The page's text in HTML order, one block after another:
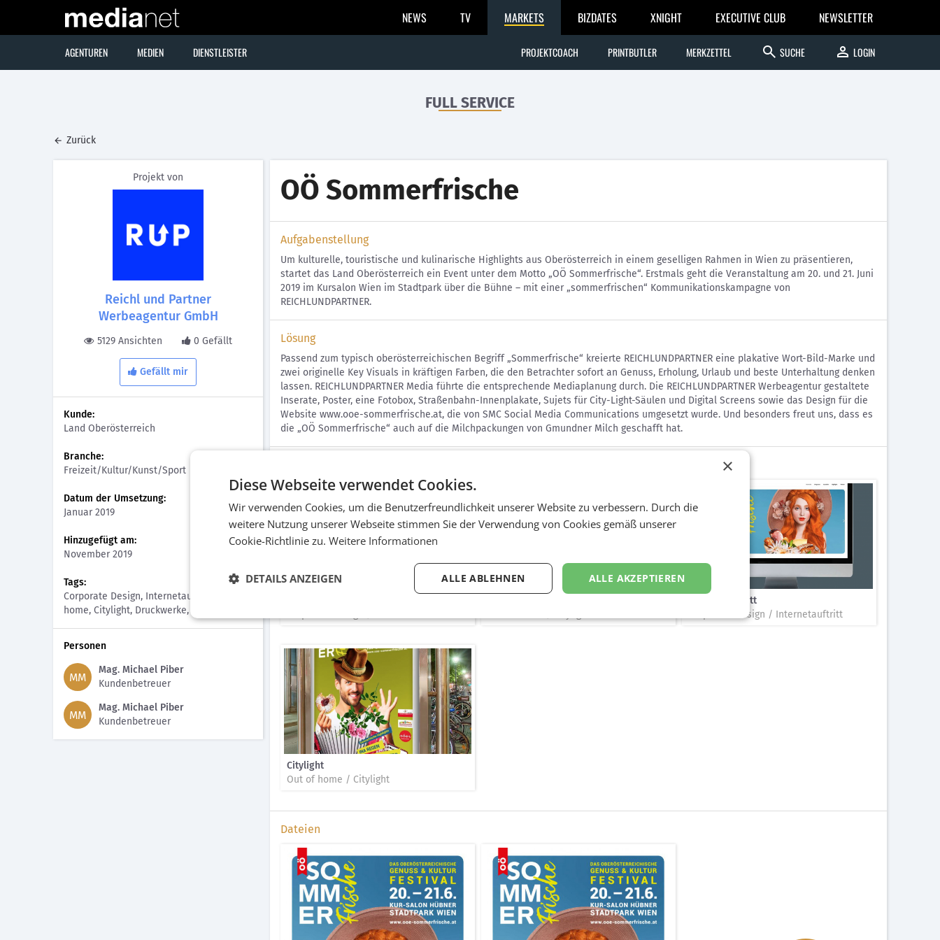
NEWS TV MARKETS BIZDATES XNIGHT EXECUTIVE CLUB NEWSLETTER
AGENTUREN MEDIEN DIENSTLEISTER PROJEKTCOACH PRINTBUTLER MERKZETTEL search SUCHE person LOGIN
FULL SERVICE
Zurück
Projekt von
Reichl und Partner
Werbeagentur GmbH
5129 Ansichten 0 Gefällt
Gefällt mir
Kunde:
Land Oberösterreich
Branche:
Freizeit/Kultur/Kunst/Sport
Datum der Umsetzung:
Januar 2019
Hinzugefügt am:
November 2019
Tags:
Corporate Design, Internetauftritt, Out of
home, Citylight, Druckwerke, Inserat
Personen
MM
Mag. Michael Piber
Kundenbetreuer
MM
Mag. Michael Piber
Kundenbetreuer
OÖ Sommerfrische
Aufgabenstellung
Um kulturelle, touristische und kulinarische Highlights aus Oberösterreich in einem geselligen Rahmen in Wien zu präsentieren,
startet das Land Oberösterreich ein Event unter dem Motto „OÖ Sommerfrische“. Erstmals geht die Veranstaltung am 20. und 21. Juni
2019 im Kursalon Wien im Stadtpark über die Bühne – mit einer „sommerfrischen“ Kommunikationskampagne von
REICHLUNDPARTNER.
Lösung
Passend zum typisch oberösterreichischen Begriff „Sommerfrische“ kreierte REICHLUNDPARTNER eine plakative Wort-Bild-Marke und
zwei originelle Key Visuals in kräftigen Farben, die den Betrachter sofort an Genuss, Erholung, Urlaub und beste Unterhaltung denken
lassen. REICHLUNDPARTNER Media führte die entsprechende Mediaplanung durch. Die REICHLUNDPARTNER Werbeagentur gestaltete
Inserate, Poster, eine Fotobox, Straßenbahn-Innenplakate, Sujets für City-Light-Säulen und Digital Screens sowie das Design für die
Website www.ooe-sommerfrische.at, die von SMC Social Media Communications umgesetzt wurde. Und besonders freut uns, dass es
die „OÖ Sommerfrische“ auch auf die Milchpackungen von Gmundner Milch geschafft hat.
Internetauftritt
Corporate Design / Internetauftritt
Citylight
Out of home / Citylight
Dateien
×
Diese Webseite verwendet Cookies.
Wir verwenden Cookies, um die Benutzerfreundlichkeit unserer Website zu verbessern. Durch die
weitere Nutzung unserer Webseite stimmen Sie der Verwendung von Cookies gemäß unserer
Cookie-Richtlinie zu. Weitere Informationen
ALLE AKZEPTIEREN
ALLE ABLEHNEN
DETAILS ANZEIGEN